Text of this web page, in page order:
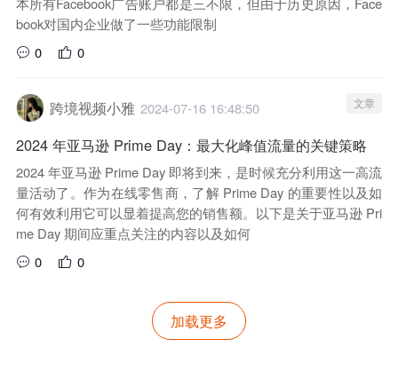
book对国内企业做了一些功能限制
0
0
跨境视频小雅 2024-07-16 16:48:50 文章
2024 年亚马逊 Prime Day：最大化峰值流量的关键策略
2024 年亚马逊 Prime Day 即将到来，是时候充分利用这一高流
量活动了。作为在线零售商，了解 Prime Day 的重要性以及如
何有效利用它可以显着提高您的销售额。以下是关于亚马逊 Pri
me Day 期间应重点关注的内容以及如何
0
0
加载更多